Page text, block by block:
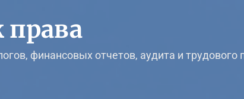
права
финансовых отчетов, аудита и трудового